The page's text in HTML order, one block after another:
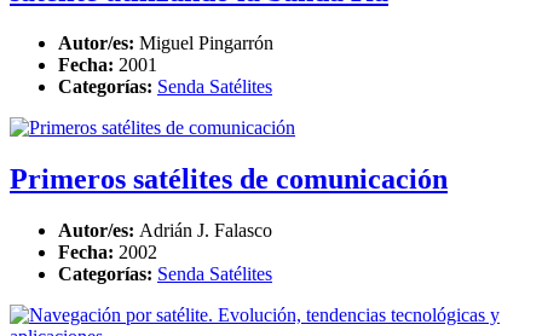
Autor/es: Miguel Pingarrón
Fecha: 2001
Categorías: Senda Satélites
Primeros satélites de comunicación
Autor/es: Adrián J. Falasco
Fecha: 2002
Categorías: Senda Satélites